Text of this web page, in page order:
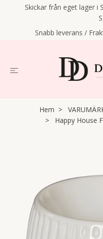
Skickar från eget lager
Snabb leverans /
Hem
Happy House